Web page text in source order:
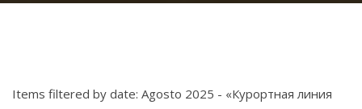
Items filtered by date: Agosto 2025 - «Курортная линия